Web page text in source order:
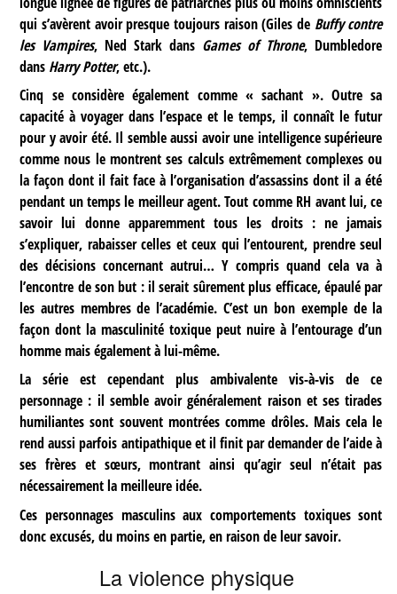
qui s’avèrent avoir presque toujours raison (Giles de Buffy contre
les Vampires, Ned Stark dans Games of Throne, Dumbledore
dans Harry Potter, etc.).
Cinq se considère également comme « sachant ». Outre sa
capacité à voyager dans l’espace et le temps, il connaît le futur
pour y avoir été. Il semble aussi avoir une intelligence supérieure
comme nous le montrent ses calculs extrêmement complexes ou
la façon dont il fait face à l’organisation d’assassins dont il a été
pendant un temps le meilleur agent. Tout comme RH avant lui, ce
savoir lui donne apparemment tous les droits : ne jamais
s’expliquer, rabaisser celles et ceux qui l’entourent, prendre seul
des décisions concernant autrui… Y compris quand cela va à
l’encontre de son but : il serait sûrement plus efficace, épaulé par
les autres membres de l’académie. C’est un bon exemple de la
façon dont la masculinité toxique peut nuire à l’entourage d’un
homme mais également à lui-même.
La série est cependant plus ambivalente vis-à-vis de ce
personnage : il semble avoir généralement raison et ses tirades
humiliantes sont souvent montrées comme drôles. Mais cela le
rend aussi parfois antipathique et il finit par demander de l’aide à
ses frères et sœurs, montrant ainsi qu’agir seul n’était pas
nécessairement la meilleure idée.
Ces personnages masculins aux comportements toxiques sont
donc excusés, du moins en partie, en raison de leur savoir.
La violence physique